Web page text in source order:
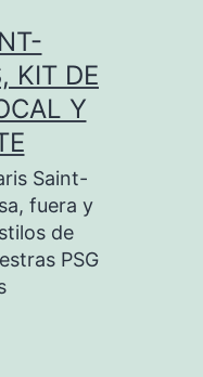
KIT DE
Y
Saint-
fuera y
de
PSG